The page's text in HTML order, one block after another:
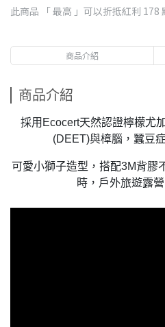
此商品 「 最高 」可以折抵紅利 178
商品介紹
商品介紹
採用Ecocert天然認證檸檬尤
(DEET)與樟腦，蠶豆
可愛小獅子造型，搭配3M背膠
時，戶外旅遊露